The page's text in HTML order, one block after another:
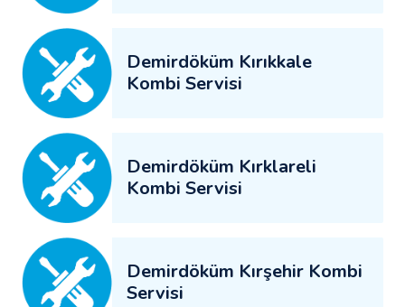
Demirdöküm Kırıkkale
Kombi Servisi
Demirdöküm Kırklareli
Kombi Servisi
Demirdöküm Kırşehir Kombi
Servisi